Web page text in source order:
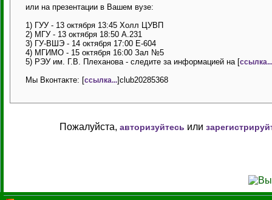
или на презентации в Вашем вузе:
1) ГУУ - 13 октября 13:45 Холл ЦУВП
2) МГУ - 13 октября 18:50 А.231
3) ГУ-ВШЭ - 14 октября 17:00 Е-604
4) МГИМО - 15 октября 16:00 Зал №5
5) РЭУ им. Г.В. Плеханова - следите за информацией на [ссылка...
Мы Вконтакте: [ссылка...]club20285368
Пожалуйста, авторизуйтесь или